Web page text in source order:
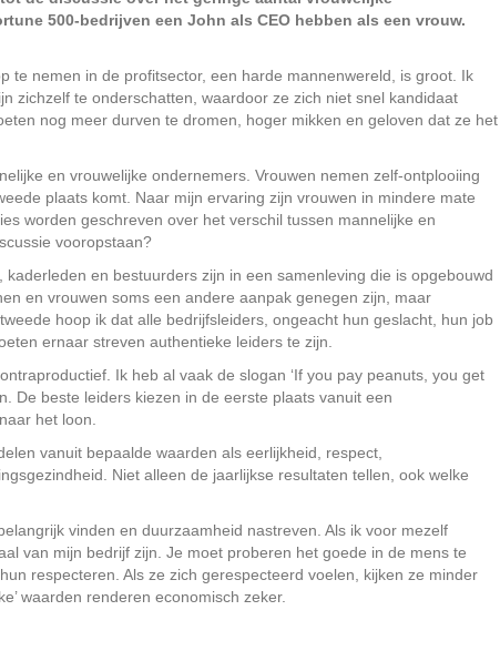
500-bedrijven een John als CEO hebben als een vrouw.
te nemen in de profitsector, een harde mannenwereld, is groot. Ik
zichzelf te onderschatten, waardoor ze zich niet snel kandidaat
nog meer durven te dromen, hoger mikken en geloven dat ze het
en vrouwelijke ondernemers. Vrouwen nemen zelf-ontplooiing
plaats komt. Naar mijn ervaring zijn vrouwen in mindere mate
worden geschreven over het verschil tussen mannelijke en
vooropstaan?
en bestuurders zijn in een samenleving die is opgebouwd
en vrouwen soms een andere aanpak genegen zijn, maar
hoop ik dat alle bedrijfsleiders, ongeacht hun geslacht, hun job
ernaar streven authentieke leiders te zijn.
Ik heb al vaak de slogan ‘If you pay peanuts, you get
De beste leiders kiezen in de eerste plaats vanuit een
het loon.
vanuit bepaalde waarden als eerlijkheid, respect,
Niet alleen de jaarlijkse resultaten tellen, ook welke
vinden en duurzaamheid nastreven. Als ik voor mezelf
van mijn bedrijf zijn. Je moet proberen het goede in de mens te
respecteren. Als ze zich gerespecteerd voelen, kijken ze minder
waarden renderen economisch zeker.